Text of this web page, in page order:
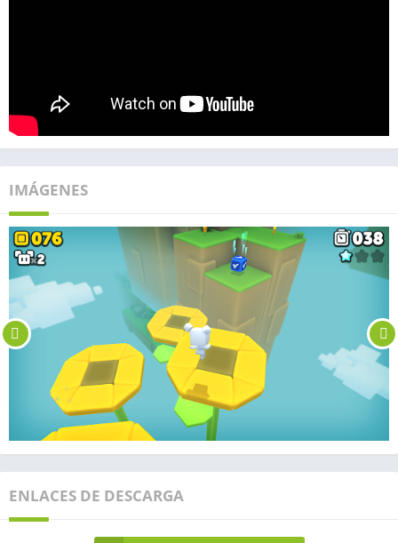
IMÁGENES
ENLACES DE DESCARGA